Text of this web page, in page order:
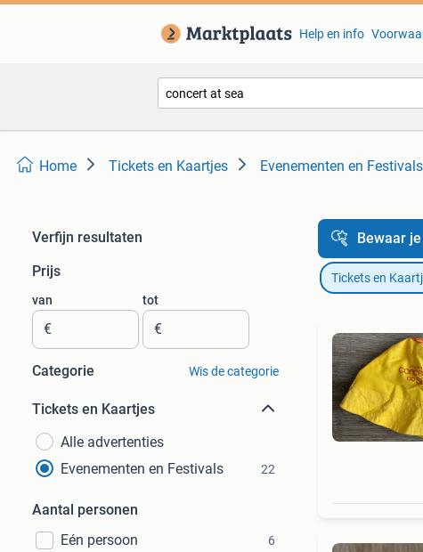
Help en info
Home Tickets en Kaartjes Evenementen en Festivals
Verfijn resultaten
Prijs
van
€
tot
€
Categorie Wis de categorie
Tickets en Kaartjes
Alle advertenties
Evenementen en Festivals
22
Aantal personen
Eén persoon
6
Bewaar
Tickets en